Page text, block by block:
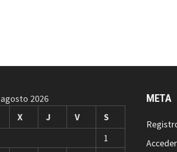
agosto 2026
X J V
S
1
META
Acceder